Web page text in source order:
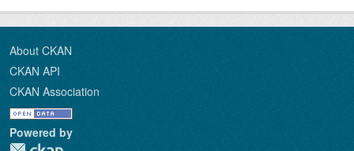
About CKAN
CKAN API
CKAN Association
Powered by